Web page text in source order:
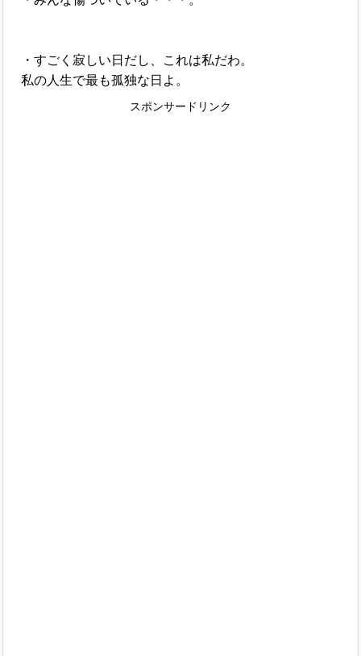
・すごく寂しい日だし、これは私だわ。
私の人生で最も孤独な日よ。
スポンサードリンク